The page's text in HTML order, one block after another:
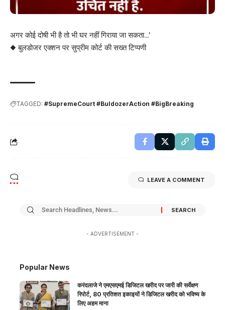
अगर कोई दोषी भी है तो भी घर नहीं गिराया जा सकता…’
◆ बुलडोजर एक्शन पर सुप्रीम कोर्ट की सख्त टिप्पणी
TAGGED: #SupremeCourt #BuldozerAction #BigBreaking
LEAVE A COMMENT
- ADVERTISEMENT -
Popular News
करंदलाजे ने एमएसएमई डिजिटल खरीद पर जारी की सर्वेक्षण
रिपोर्ट, 80 प्रतिशत इकाइयों ने डिजिटल खरीद को भविष्य के
लिए अहम माना